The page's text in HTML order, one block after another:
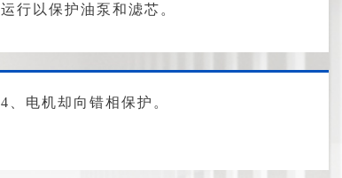
运行以保护油泵和滤芯。
4、电机却向错相保护。